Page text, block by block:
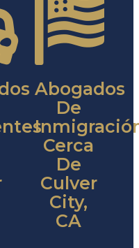
Abogados
De
Cerca
De
Culver
City,
CA